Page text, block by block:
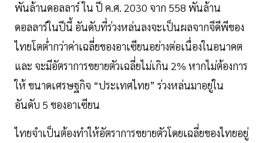
พันล้านดอลลาร์ ใน ปี ค.ศ. 2030 จาก 558 พันล้าน
ดอลลาร์ในปีนี้ อันดับที่ร่วงหล่นลงจะเป็นผลจากจีดีพีของ
ไทยโตต่ำกว่าค่าเฉลี่ยของอาเซียนอย่างต่อเนื่องในอนาคต
และ จะมีอัตราการขยายตัวเฉลี่ยไม่เกิน 2% หากไม่ต้องการ
ให้ ขนาดเศรษฐกิจ “ประเทศไทย” ร่วงหล่นมาอยู่ใน
อันดับ 5 ของอาเซียน
ไทยจำเป็นต้องทำให้อัตราการขยายตัวโดยเฉลี่ยของไทยอยู่